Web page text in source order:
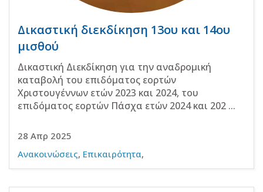
Δικαστική διεκδίκηση 13ου και 14ου
μισθού
Δικαστική Διεκδίκηση για την αναδρομική
καταβολή του επιδόματος εορτών
Χριστουγέννων ετών 2023 και 2024, του
επιδόματος εορτών Πάσχα ετών 2024 και 202 ...
28 Απρ 2025
Ανακοινώσεις, Επικαιρότητα,